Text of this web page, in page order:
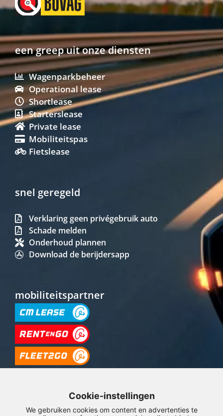
een greep uit onze diensten
Wagenparkbeheer
Operational lease
Shortlease
Starterslease
Private lease
Mobiliteitspas
Fietslease
snel geregeld
Verklaring geen privégebruik auto
Schade melden
Onderhoud plannen
Download de berijdersapp
mobiliteitspartner
Cookie-instellingen
We gebruiken cookies om content en advertenties te